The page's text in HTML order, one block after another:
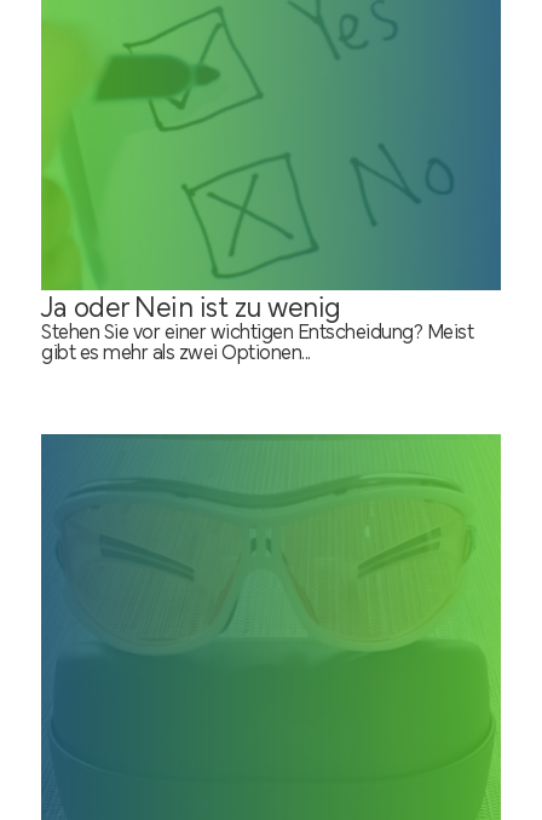
Ja oder Nein ist zu wenig
Stehen Sie vor einer wichtigen Entscheidung? Meist
gibt es mehr als zwei Optionen...